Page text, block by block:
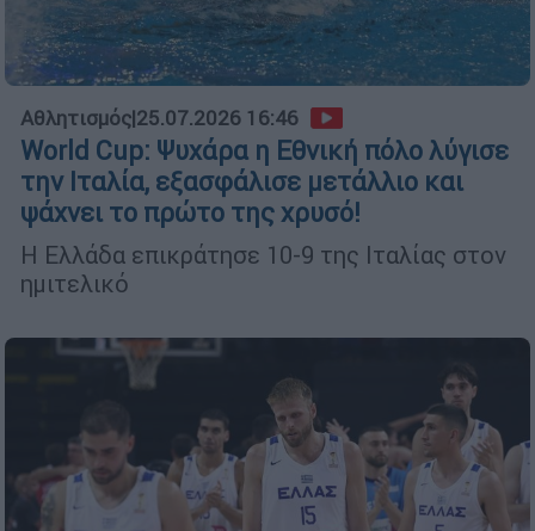
Αθλητισμός|25.07.2026 16:46
World Cup: Ψυχάρα η Εθνική πόλο λύγισε
την Ιταλία, εξασφάλισε μετάλλιο και
ψάχνει το πρώτο της χρυσό!
Η Ελλάδα επικράτησε 10-9 της Ιταλίας στον
ημιτελικό